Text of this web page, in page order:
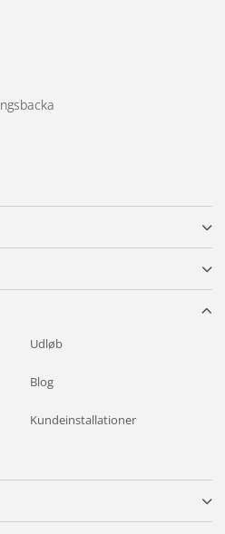
et stort og superblødt
Udløb
Blog
Kundeinstallationer